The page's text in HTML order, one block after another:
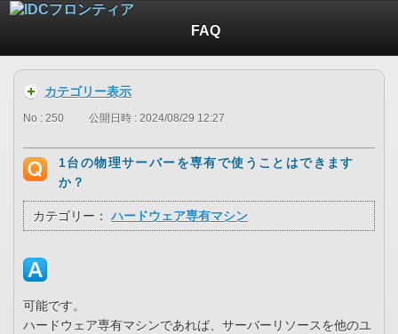
FAQ
カテゴリー表示
No : 250 公開日時 : 2024/08/29 12:27
1台の物理サーバーを専有で使うことはできます
か？
カテゴリー： ハードウェア専有マシン
可能です。
ハードウェア専有マシンであれば、サーバーリソースを他のユ